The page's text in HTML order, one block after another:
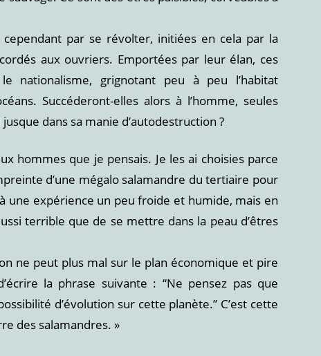
par se révolter, initiées en cela par la
aux ouvriers. Emportées par leur élan, ces
nationalisme, grignotant peu à peu l’habitat
Succéderont-elles alors à l’homme, seules
dans sa manie d’autodestruction ?
hommes que je pensais. Je les ai choisies parce
d’une mégalo salamandre du tertiaire pour
une expérience un peu froide et humide, mais en
terrible que de se mettre dans la peau d’êtres
ne peut plus mal sur le plan économique et pire
la phrase suivante : “Ne pensez pas que
d’évolution sur cette planète.” C’est cette
des salamandres. »